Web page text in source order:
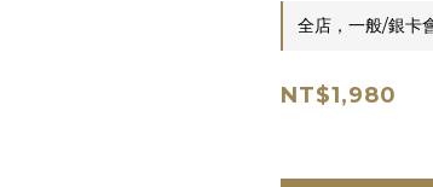
全店，一般/銀卡
NT$1,980